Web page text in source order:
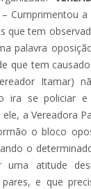
– Cumprimentou
que tem
palavra
que tem
Itamar)
ira se policiar e
ele, a Vereadora
o bloco
o
atitude
e que